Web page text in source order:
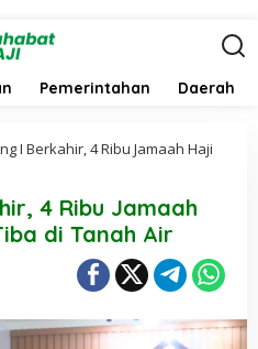
Pemerintahan Daerah
I Berkahir, 4 Ribu Jamaah Haji
4 Ribu Jamaah
di Tanah Air